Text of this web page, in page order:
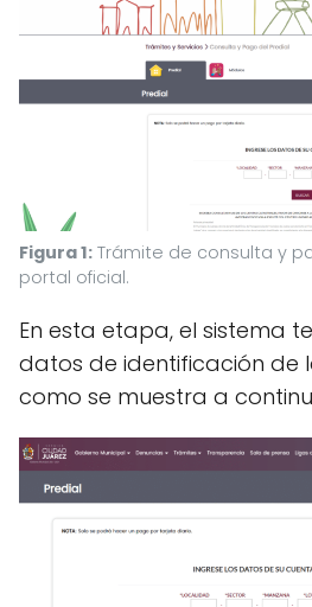
Figura 1: Trámite de consulta y
portal oficial.
En esta etapa, el sistema
datos de identificación de
como se muestra a